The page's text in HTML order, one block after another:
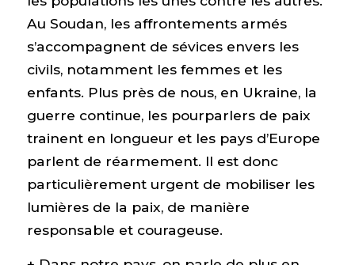
Au Soudan, les affrontements armés
s’accompagnent de sévices envers les
civils, notamment les femmes et les
enfants. Plus près de nous, en Ukraine, la
guerre continue, les pourparlers de paix
trainent en longueur et les pays d’Europe
parlent de réarmement. Il est donc
particulièrement urgent de mobiliser les
lumières de la paix, de manière
responsable et courageuse.